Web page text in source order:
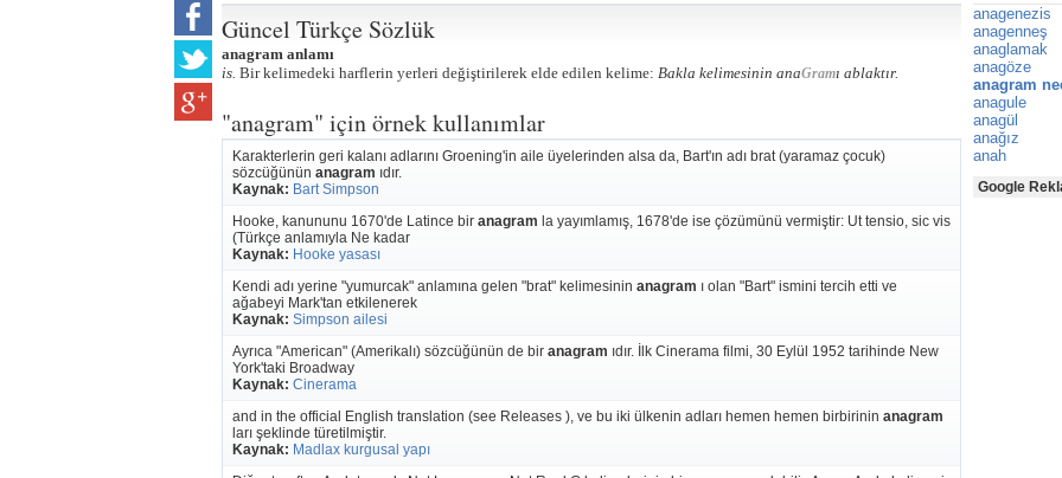
Güncel Türkçe Sözlük
anagram anlamı
is. Bir kelimedeki harflerin yerleri değiştirilerek elde edilen kelime: Bakla kelimesinin anaGramı ablaktır.
"anagram" için örnek kullanımlar
Karakterlerin geri kalanı adlarını Groening'in aile üyelerinden alsa da, Bart'ın adı brat (yaramaz çocuk)
sözcüğünün anagram ıdır.
Kaynak: Bart Simpson
Hooke, kanununu 1670'de Latince bir anagram la yayımlamış, 1678'de ise çözümünü vermiştir: Ut tensio, sic vis
(Türkçe anlamıyla Ne kadar
Kaynak: Hooke yasası
Kendi adı yerine "yumurcak" anlamına gelen "brat" kelimesinin anagram ı olan "Bart" ismini tercih etti ve
ağabeyi Mark'tan etkilenerek
Kaynak: Simpson ailesi
Ayrıca "American" (Amerikalı) sözcüğünün de bir anagram ıdır. İlk Cinerama filmi, 30 Eylül 1952 tarihinde New
York'taki Broadway
Kaynak: Cinerama
and in the official English translation (see Releases ), ve bu iki ülkenin adları hemen hemen birbirinin anagram
ları şeklinde türetilmiştir.
Kaynak: Madlax kurgusal yapı
anagenezis
anagenneş
anaglamak
anagöze
anagram
anagule
anagül
anağız
anah
Google